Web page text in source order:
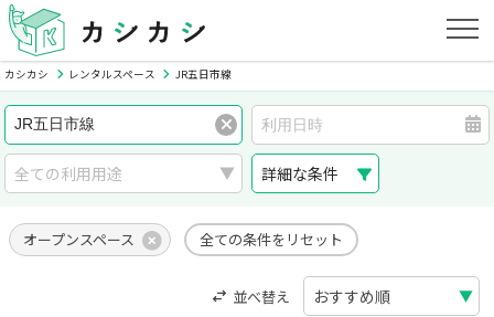
カシカシ レンタルスペース JR五日市線
詳細な条件
オープンスペース 全ての条件をリセット
並べ替え